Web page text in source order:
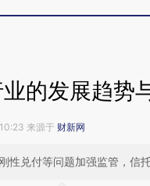
的发展趋势
来源于 财新网
性兑付等问题加强监管，信